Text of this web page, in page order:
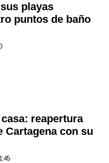
playas
puntos de baño
reapertura
Cartagena con su